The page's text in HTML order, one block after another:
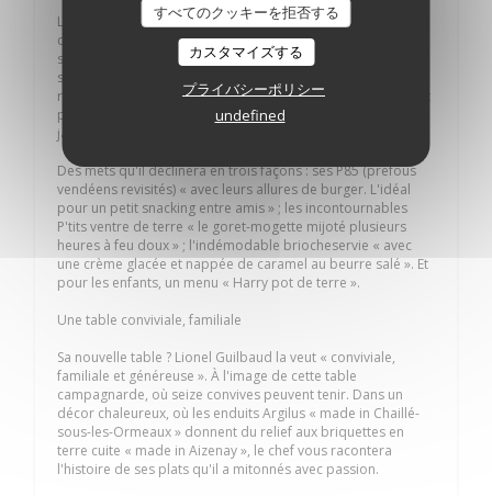
すべてのクッキーを拒否する
カスタマイズする
プライバシーポリシー
undefined
Le chef continuera de développer son concept, avec une
carte dont les valeurs « tradition, évolution, adaptation »
s'affichent même sur les sets de tables. Toujours en
s'appuyant sur des produits locaux de saison, le
restaurateur magnifie la mogette, la bonnotte, les coques et
palourdes de Noirmoutier, les moules de l'Aiguillon... et le
jambon de Vendée.
Des mets qu'il déclinera en trois façons : ses P85 (préfous
vendéens revisités) « avec leurs allures de burger. L'idéal
pour un petit snacking entre amis » ; les incontournables
P'tits ventre de terre « le goret-mogette mijoté plusieurs
heures à feu doux » ; l'indémodable briocheservie « avec
une crème glacée et nappée de caramel au beurre salé ». Et
pour les enfants, un menu « Harry pot de terre ».
Une table conviviale, familiale
Sa nouvelle table ? Lionel Guilbaud la veut « conviviale,
familiale et généreuse ». À l'image de cette table
campagnarde, où seize convives peuvent tenir. Dans un
décor chaleureux, où les enduits Argilus « made in Chaillé-
sous-les-Ormeaux » donnent du relief aux briquettes en
terre cuite « made in Aizenay », le chef vous racontera
l'histoire de ses plats qu'il a mitonnés avec passion.